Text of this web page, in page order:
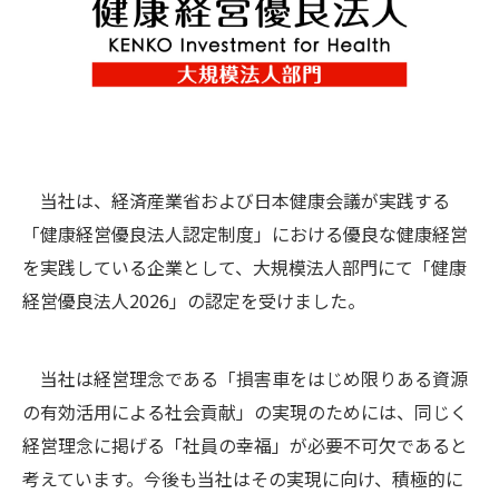
当社は、経済産業省および日本健康会議が実践する
「健康経営優良法人認定制度」における優良な健康経営
を実践している企業として、大規模法人部門にて「健康
経営優良法人2026」の認定を受けました。
当社は経営理念である「損害車をはじめ限りある資源
の有効活用による社会貢献」の実現のためには、同じく
経営理念に掲げる「社員の幸福」が必要不可欠であると
考えています。今後も当社はその実現に向け、積極的に